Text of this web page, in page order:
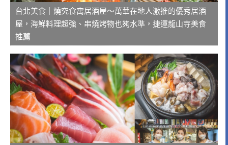
台北美食｜燒究食寓居酒屋～萬華在地人激推的優秀居酒
屋，海鮮料理超強、串燒烤物也夠水準，捷運龍山寺美食
推薦